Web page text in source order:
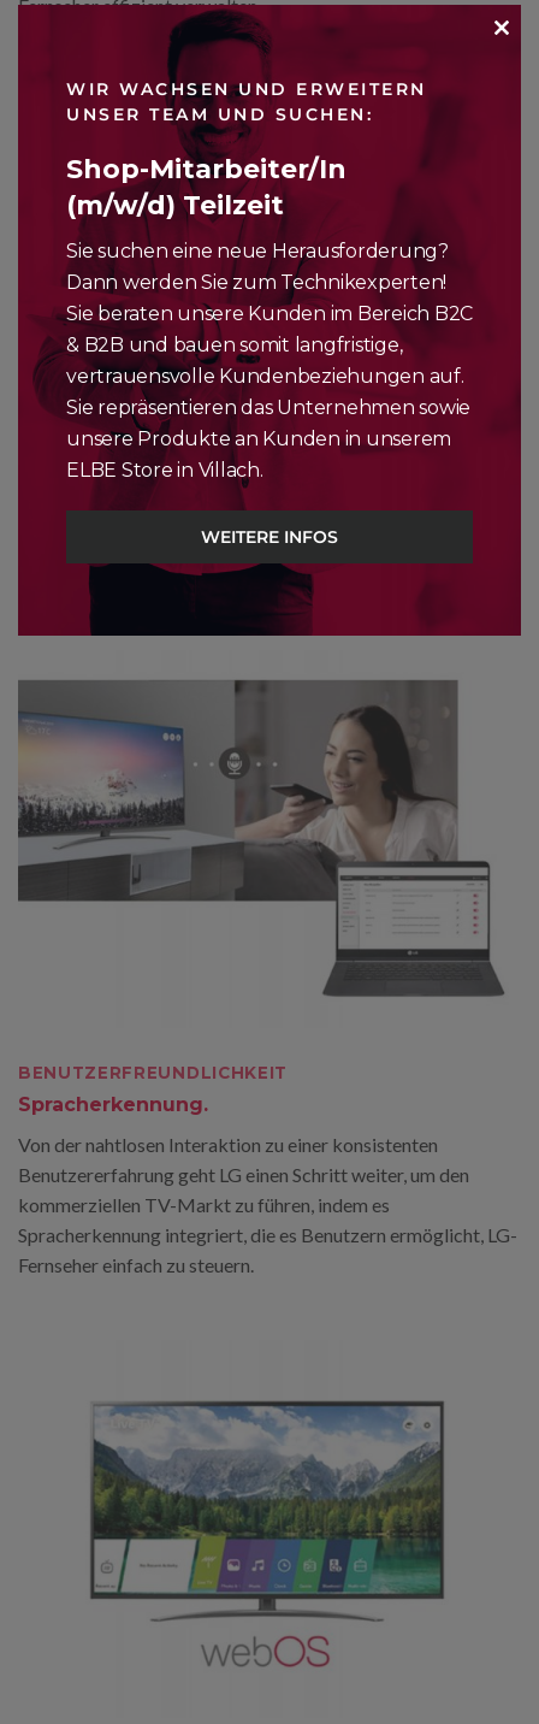
Fernseher effizient verwalten.
JETZT ANFRAGEN
VERBESSERTE FARBREINHEIT
NanoCell-Technologie.
NanoCell TV bietet ein breites Farbspektrum und
lebensechte Genauigkeit mit fortschrittlicher NanoCell-
Technologie, die LG Hotel TV zum besten aller Zeiten macht.
JETZT ANFRAGEN
BENUTZERFREUNDLICHKEIT
Spracherkennung.
Von der nahtlosen Interaktion zu einer konsistenten
Benutzererfahrung geht LG einen Schritt weiter, um den
kommerziellen TV-Markt zu führen, indem es
Spracherkennung integriert, die es Benutzern ermöglicht, LG-
Fernseher einfach zu steuern.
WIR WACHSEN UND ERWEITERN
UNSER TEAM UND SUCHEN:
Shop-Mitarbeiter/In
(m/w/d) Teilzeit
Sie suchen eine neue Herausforderung?
Dann werden Sie zum Technikexperten!
Sie beraten unsere Kunden im Bereich B2C
& B2B und bauen somit langfristige,
vertrauensvolle Kundenbeziehungen auf.
Sie repräsentieren das Unternehmen sowie
unsere Produkte an Kunden in unserem
ELBE Store in Villach.
WEITERE INFOS